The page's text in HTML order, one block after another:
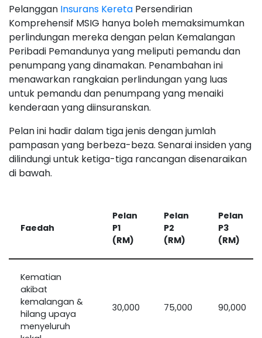
Pelanggan Insurans Kereta Persendirian
Komprehensif MSIG hanya boleh memaksimumkan
perlindungan mereka dengan pelan Kemalangan
Peribadi Pemandunya yang meliputi pemandu dan
penumpang yang dinamakan. Penambahan ini
menawarkan rangkaian perlindungan yang luas
untuk pemandu dan penumpang yang menaiki
kenderaan yang diinsuranskan.
Pelan ini hadir dalam tiga jenis dengan jumlah
pampasan yang berbeza-beza. Senarai insiden yang
dilindungi untuk ketiga-tiga rancangan disenaraikan
di bawah.
Faedah
Pelan
P1
(RM)
Pelan
P2
(RM)
Pelan
P3
(RM)
Kematian
akibat
kemalangan &
hilang upaya
menyeluruh
30,000 75,000 90,000